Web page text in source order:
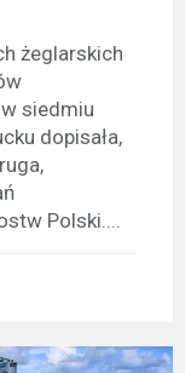
żeglarskich
siedmiu
dopisała,
Polski....